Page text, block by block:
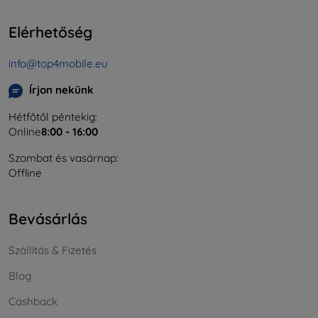
Elérhetőség
info@top4mobile.eu
Írjon nekünk
Hétfőtől péntekig:
Online8:00 - 16:00
Szombat és vasárnap:
Offline
Bevásárlás
Szállítás & Fizetés
Blog
Cashback